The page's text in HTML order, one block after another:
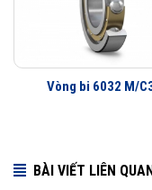
Vòng bi 6032 M/
BÀI VIẾT LIÊN